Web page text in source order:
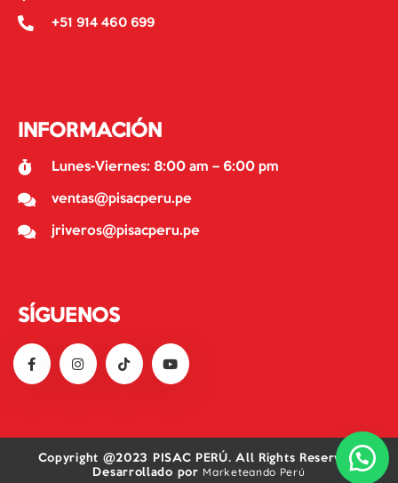
+51 914 460 699
INFORMACIÓN
Lunes-Viernes: 8:00 am – 6:00 pm
ventas@pisacperu.pe
jriveros@pisacperu.pe
SÍGUENOS
Copyright @2023 PISAC PERÚ. All Rights Reserved.
Desarrollado por Marketeando Perú